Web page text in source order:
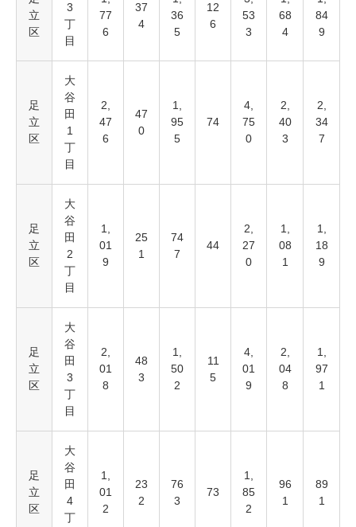
立
区
3
丁
目
77
6
37
4
36
5
12
6
53
3
68
4
84
9
足
立
区
大
谷
田
1
丁
目
2,
47
6
47
0
1,
95
5
74
4,
75
0
2,
40
3
2,
34
7
足
立
区
大
谷
田
2
丁
目
1,
01
9
25
1
74
7
44
2,
27
0
1,
08
1
1,
18
9
足
立
区
大
谷
田
3
丁
目
2,
01
8
48
3
1,
50
2
11
5
4,
01
9
2,
04
8
1,
97
1
足
立
区
大
谷
田
4
丁
1,
01
2
23
2
76
3
73
1,
85
2
96
1
89
1